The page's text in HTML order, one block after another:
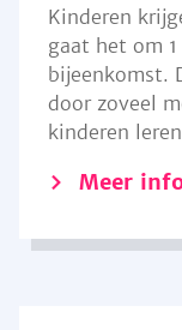
Kinderen
gaat het om
bijeenkomst.
door zoveel
kinderen
Meer